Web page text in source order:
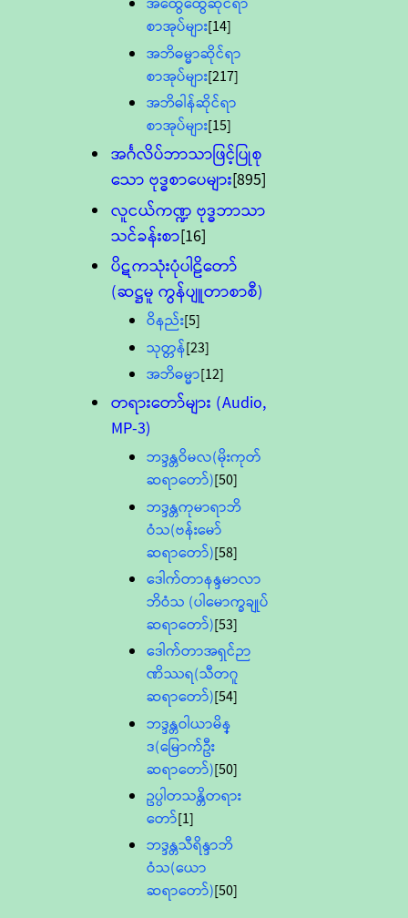
စာအုပ်များ[14]
အဘိဓမ္မာဆိုင်ရာ
စာအုပ်များ[217]
အဘိဓါန်ဆိုင်ရာ
စာအုပ်များ[15]
အင်္ဂလိပ်ဘာသာဖြင့်ပြုစု
သော ဗုဒ္ဓစာပေများ[895]
လူငယ်ကဏ္ဍ ဗုဒ္ဓဘာသာ
သင်ခန်းစာ[16]
ပိဋကသုံးပုံပါဠိတော်
(ဆဋ္ဌမူ ကွန်ပျူတာစာစီ)
ဝိနည်း[5]
သုတ္တန်[23]
အဘိဓမ္မာ[12]
တရားတော်များ (Audio,
MP-3)
ဘဒ္ဒန္တဝိမလ(မိုးကုတ်
ဆရာတော်)[50]
ဘဒ္ဒန္တကုမာရာဘိ
ဝံသ(ဗန်းမော်
ဆရာတော်)[58]
ဒေါက်တာနန္ဒမာလာ
ဘိဝံသ (ပါမောက္ခချုပ်
ဆရာတော်)[53]
ဒေါက်တာအရှင်ဉာ
ဏိဿရ(သီတဂူ
ဆရာတော်)[54]
ဘဒ္ဒန္တဝါယာမိန္
ဒ(မြောက်ဦး
ဆရာတော်)[50]
ဥပ္ပါတသန္တိတရား
တော်[1]
ဘဒ္ဒန္တသီရိန္ဒာဘိ
ဝံသ(ယော
ဆရာတော်)[50]